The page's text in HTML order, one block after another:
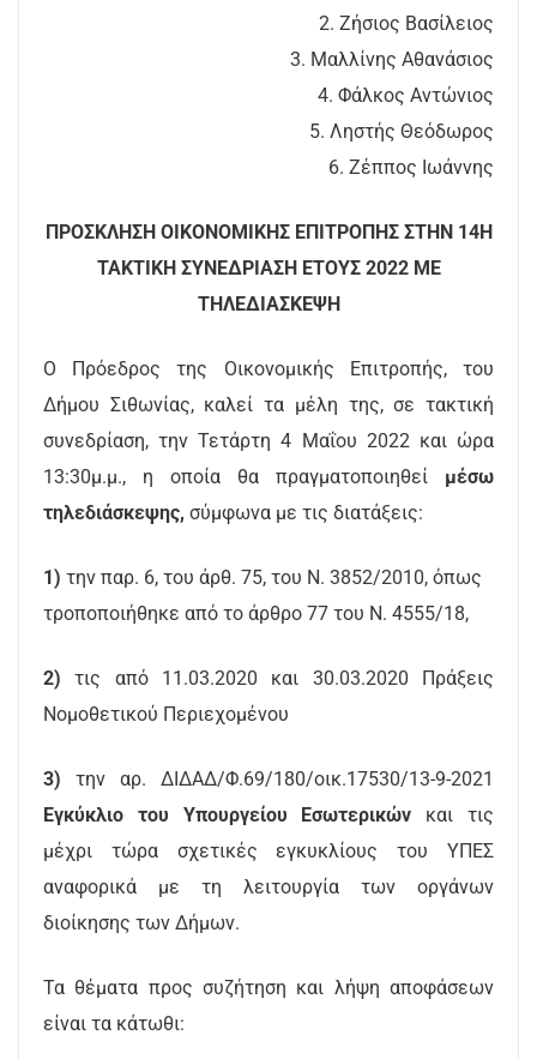
2. Ζήσιος Βασίλειος
3. Μαλλίνης Αθανάσιος
4. Φάλκος Αντώνιος
5. Ληστής Θεόδωρος
6. Ζέππος Ιωάννης
ΠΡΟΣΚΛΗΣΗ ΟΙΚΟΝΟΜΙΚΗΣ ΕΠΙΤΡΟΠΗΣ ΣΤΗΝ 14Η
ΤΑΚΤΙΚΗ ΣΥΝΕΔΡΙΑΣΗ ΕΤΟΥΣ 2022 ΜΕ
ΤΗΛΕΔΙΑΣΚΕΨΗ
Ο Πρόεδρος της Οικονομικής Επιτροπής, του
Δήμου Σιθωνίας, καλεί τα μέλη της, σε τακτική
συνεδρίαση, την Τετάρτη 4 Μαΐου 2022 και ώρα
13:30μ.μ., η οποία θα πραγματοποιηθεί μέσω
τηλεδιάσκεψης, σύμφωνα με τις διατάξεις:
1) την παρ. 6, του άρθ. 75, του Ν. 3852/2010, όπως
τροποποιήθηκε από το άρθρο 77 του N. 4555/18,
2) τις από 11.03.2020 και 30.03.2020 Πράξεις
Νομοθετικού Περιεχομένου
3) την αρ. ΔΙΔΑΔ/Φ.69/180/οικ.17530/13-9-2021
Εγκύκλιο του Υπουργείου Εσωτερικών και τις
μέχρι τώρα σχετικές εγκυκλίους του ΥΠΕΣ
αναφορικά με τη λειτουργία των οργάνων
διοίκησης των Δήμων.
Τα θέματα προς συζήτηση και λήψη αποφάσεων
είναι τα κάτωθι: